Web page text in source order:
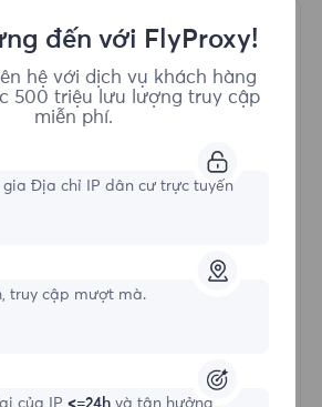
cư Không giới hạn
$?
đến với FlyProxy!
hệ với dịch vụ khách hàng
500 triệu lưu lượng truy cập
miễn phí.
Địa chỉ IP dân cư trực tuyến
truy cập mượt mà.
của IP <=24h và tận hưởng